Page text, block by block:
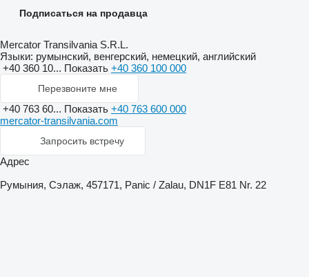
Подписаться на продавца
Mercator Transilvania S.R.L.
Языки: румынский, венгерский, немецкий, английский
+40 360 10... Показать +40 360 100 000
Перезвоните мне
+40 763 60... Показать +40 763 600 000
mercator-transilvania.com
Запросить встречу
Адрес
Румыния, Сэлаж, 457171, Panic / Zalau, DN1F E81 Nr. 22